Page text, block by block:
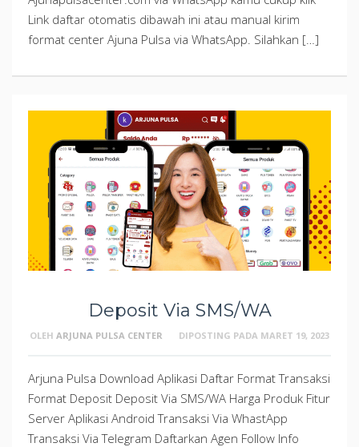
Link daftar otomatis dibawah ini atau manual kirim
format center Ajuna Pulsa via WhatsApp. Silahkan […]
Deposit Via SMS/WA
OLEH ARJUNA PULSA CENTER DIPOSTING PADA MARET 19, 2023
Arjuna Pulsa Download Aplikasi Daftar Format Transaksi
Format Deposit Deposit Via SMS/WA Harga Produk Fitur
Server Aplikasi Android Transaksi Via WhastApp
Transaksi Via Telegram Daftarkan Agen Follow Info